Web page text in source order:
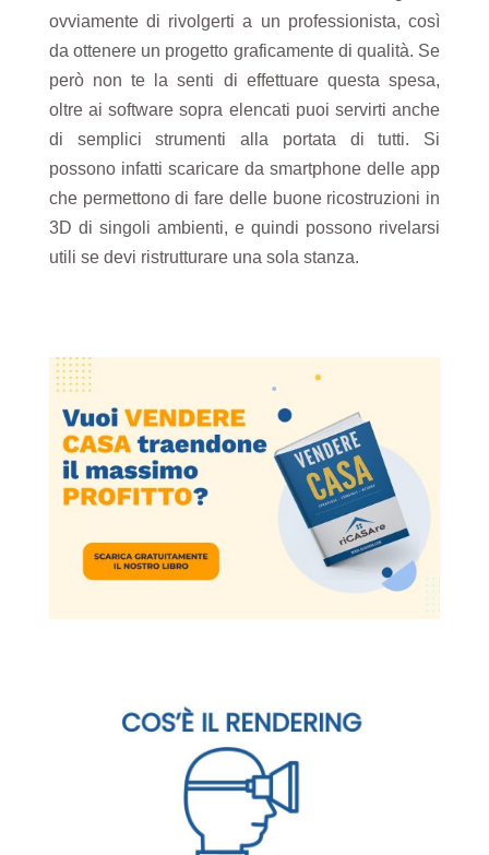
ovviamente di rivolgerti a un professionista, così
da ottenere un progetto graficamente di qualità. Se
però non te la senti di effettuare questa spesa,
oltre ai software sopra elencati puoi servirti anche
di semplici strumenti alla portata di tutti. Si
possono infatti scaricare da smartphone delle app
che permettono di fare delle buone ricostruzioni in
3D di singoli ambienti, e quindi possono rivelarsi
utili se devi ristrutturare una sola stanza.